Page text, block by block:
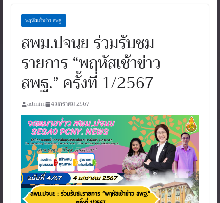
พฤหัสเช้าข่าว สพฐ.
สพม.ปจนย ร่วมรับชม
รายการ “พฤหัสเช้าข่าว
สพฐ.” ครั้งที่ 1/2567
admin 4 มกราคม 2567